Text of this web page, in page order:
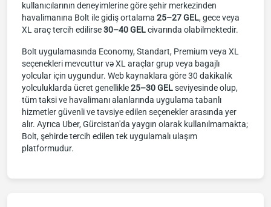
kullanıcılarının deneyimlerine göre şehir merkezinden
havalimanına Bolt ile gidiş ortalama 25–27 GEL, gece veya
XL araç tercih edilirse30–40 GELcivarında olabilmektedir.
Bolt uygulamasında Economy, Standart, Premium veya XL
seçenekleri mevcuttur və XL araçlar grup veya bagajlı
yolcular için uygundur. Web kaynaklara göre 30 dakikalık
yolculuklarda ücret genellikle25–30 GELseviyesinde olup,
tüm taksi ve havalimanı alanlarında uygulama tabanlı
hizmetler güvenli ve tavsiye edilen seçenekler arasında yer
alır. Ayrıca Uber, Gürcistan'da yaygın olarak kullanılmamakta;
Bolt, şehirde tercih edilen tek uygulamalı ulaşım
platformudur.